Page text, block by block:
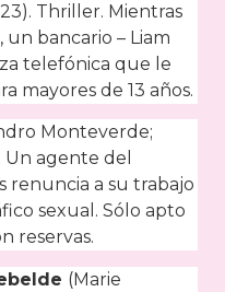
Thriller. Mientras
un bancario – Liam
telefónica que le
mayores de 13 años.
Monteverde;
Un agente del
renuncia a su trabajo
sexual. Sólo apto
reservas.
(Marie